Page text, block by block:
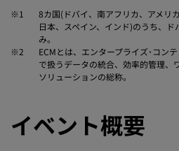
※1
8カ国(ドバイ、南アフリカ、アメリ
日本、スペイン、インド)のうち、
み。
※2
ECMとは、エンタープライズ･コン
で扱うデータの統合、効率的管理、
ソリューションの総称。
イベント概要